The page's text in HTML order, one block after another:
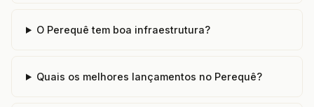
O Perequê tem boa infraestrutura?
Quais os melhores lançamentos no Perequê?